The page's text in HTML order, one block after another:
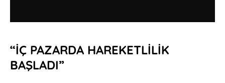
“İÇ PAZARDA HAREKETLİLİK
BAŞLADI”